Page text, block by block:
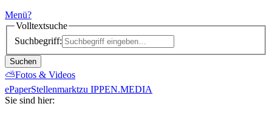
Menü?
Volltextsuche
Suchbegriff:
Suchen
⛅Fotos & Videos
ePaperStellenmarktzu IPPEN.MEDIA
Sie sind hier: